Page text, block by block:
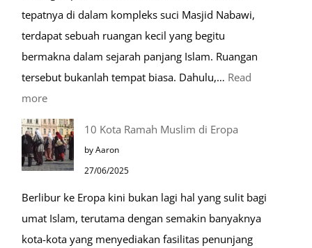
hari
tepatnya di dalam kompleks suci Masjid Nabawi,
terdapat sebuah ruangan kecil yang begitu
bermakna dalam sejarah panjang Islam. Ruangan
tersebut bukanlah tempat biasa. Dahulu,… Read
more:
Tiga
Makam
Mulia
Masjid
Nabawi
10 Kota Ramah Muslim di Eropa
by Aaron
27/06/2025
Berlibur ke Eropa kini bukan lagi hal yang sulit bagi
umat Islam, terutama dengan semakin banyaknya
kota-kota yang menyediakan fasilitas penunjang